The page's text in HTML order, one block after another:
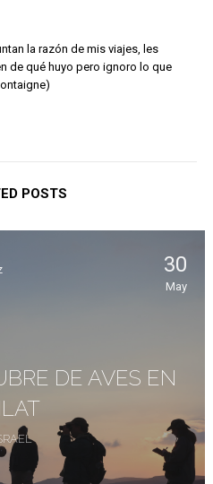
la razón de mis viajes, les
de qué huyo pero ignoro lo que
POSTS
30
May
DE AVES EN